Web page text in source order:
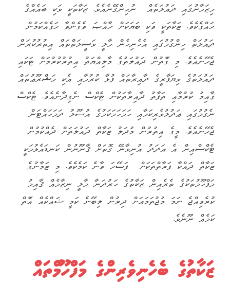
މިޒަމާނުގައި ދައުލަތެއް ނުހިންގޭނެއެވެ. ޒަކާތަކީ ވަކި ބައެއްގެ
ޙައްޤެކެވެ. ޒަކާތަކީ ވަކި ބަޔަކަށް ޚާއްޞަ ވެގެންވާ ހަޤެއްކަމުން
ދައުލަތް ހިންގުމުގައި އެހެނިހެން މާލީ ވަސީލަތްތައް އިތުރުކުރަން
ޖެހޭނެއެވެ. މި ގޮތުން ދައުލަތުގެ މާލިއްޔަތު އިތުރުކުރުމަށް ޓަކައި
ދައުލަތުގެ ވިޔަފާރީގެ ދާއިރާތައް ފުޅާ ކުރުމާއި އެކި މަޝްރޫޢުތައް
ޤާއިމު ކުރުމާއި ތަފާތު ދާއިރާތަކުން ޓެކްސް ނެގިދާނެއެވެ. ޓެކްސް
ނެގުމުގައި ޢަދުލުވެރިކަމާއި ހަމަހަމަކަމުގެ އުޞޫލު ދަމަހައްޓަން
ޖެހޭނެއެވެ. މީގެ އިތުރުން މުދަލު ޒަކާތް ދައުލަތަށް ދެއްކުމުން
ޓެކްސްއިން އެ ޢަދަދު އުނިވާނޭ ގޮތަށް ޤާނޫނުން ކަނޑައެޅުމަކީ
ޒަކާތް ދައްކާ ފަރާތްތަކަށް ފަސޭހަ ވާނެ ކަމެކެވެ. މި ޒަމާނުގެ
މަފްހޫމުތަކުގެ ތެރެއިން ޒަކާތުގެ ހަރުދަނާ މާލީ ނިޒާމެއް ޤާއިމު
ކުރެވިއްޖެ ނަމަ މުޖުތަމަޢަށް ދިރުން ލިބޭނެ ކަމީ ޝައްކެއް އޮތް
ކަމެއް ނޫނެވެ.
ޒަކާތުގެ ބެހެނިވެރިންގެ މަފްހޫމްތައް